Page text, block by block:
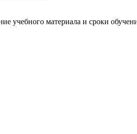
учебного материала и сроки